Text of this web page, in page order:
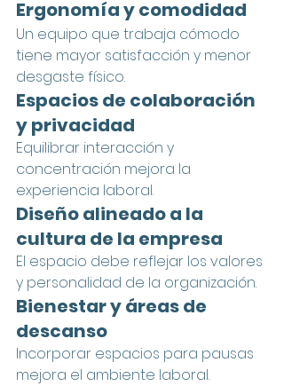
Ergonomía y comodidad
Un equipo que trabaja cómodo
tiene mayor satisfacción y menor
desgaste físico.
Espacios de colaboración
y privacidad
Equilibrar interacción y
concentración mejora la
experiencia laboral.
Diseño alineado a la
cultura de la empresa
El espacio debe reflejar los valores
y personalidad de la organización.
Bienestar y áreas de
descanso
Incorporar espacios para pausas
mejora el ambiente laboral.